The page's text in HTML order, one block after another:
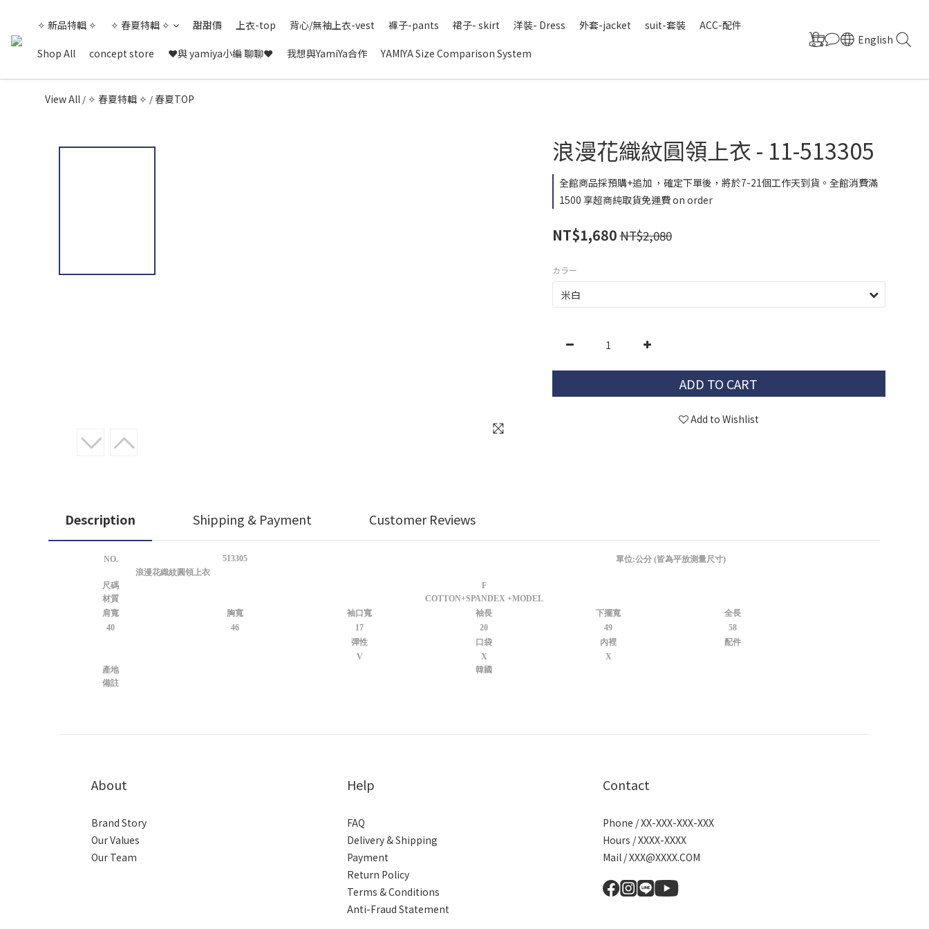
✧ 新品特輯 ✧ ✧ 春夏特輯 ✧ 甜甜價 上衣-top 背心/無袖上衣-vest 褲子-pants 裙子- skirt 洋裝- Dress 外套-jacket suit-套裝 ACC-配件
Shop All concept store ❤與 yamiya小編 聊聊❤ 我想與YamiYa合作 YAMIYA Size Comparison System
English
View All / ✧ 春夏特輯 ✧ / 春夏TOP
浪漫花織紋圓領上衣 - 11-513305
全館商品採預購+追加 ，確定下單後，將於7-21個工作天到貨。全館消費滿
1500 享超商純取貨免運費 on order
NT$1,680NT$2,080
カラー
ADD TO CART
Add to Wishlist
Description Shipping & Payment Customer Reviews
NO. 513305
單位:公分 (皆為平放測量尺寸)
浪漫花織紋圓領上衣
尺碼
F
材質
COTTON+SPANDEX +MODEL
肩寬
胸寬 袖口寬 袖長 下擺寬
全長
40
46 17 20 49
58
彈性
口袋 內裡
配件
V
X
X
產地
韓國
備註
About
Brand Story
Our Values
Our Team
Help
FAQ
Delivery & Shipping
Payment
Return Policy
Terms & Conditions
Anti-Fraud Statement
Contact
Phone / XX-XXX-XXX-XXX
Hours / XXXX-XXXX
Mail / XXX@XXXX.COM